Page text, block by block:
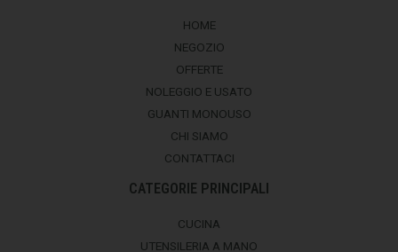
HOME
NEGOZIO
OFFERTE
NOLEGGIO E USATO
GUANTI MONOUSO
CHI SIAMO
CONTATTACI
CATEGORIE PRINCIPALI
CUCINA
UTENSILERIA A MANO